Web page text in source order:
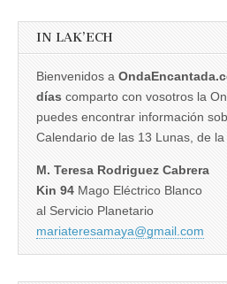
IN LAK’ECH
Bienvenidos a
días comparto con vosotros la
puedes encontrar información
Calendario de las 13 Lunas, de la
M. Teresa Rodriguez Cabrera
Kin 94 Mago Eléctrico Blanco
al Servicio Planetario
mariateresamaya@gmail.com